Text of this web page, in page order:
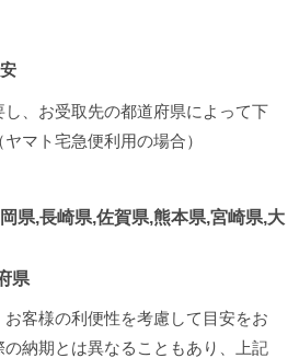
、お受取先の都道府県によって下
マト宅急便利用の場合）
県,長崎県,佐賀県,熊本県,宮崎県,大
県
客様の利便性を考慮して目安をお
納期とは異なることもあり、上記